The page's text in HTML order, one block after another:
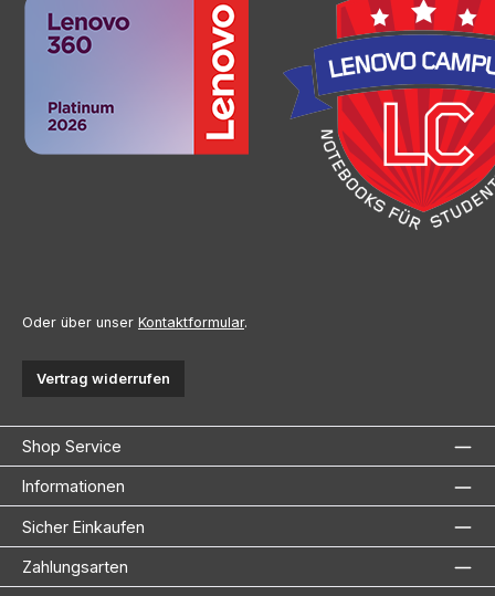
Oder über unser Kontaktformular.
Vertrag widerrufen
Shop Service
Informationen
Sicher Einkaufen
Zahlungsarten